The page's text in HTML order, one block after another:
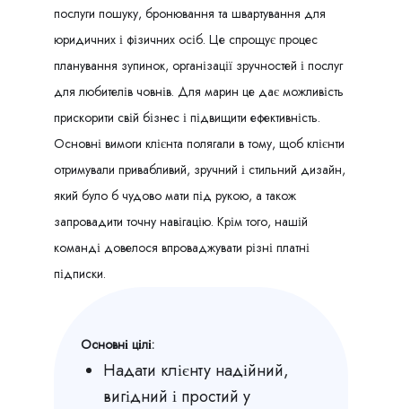
послуги пошуку, бронювання та швартування для
юридичних і фізичних осіб. Це спрощує процес
планування зупинок, організації зручностей і послуг
для любителів човнів. Для марин це дає можливість
прискорити свій бізнес і підвищити ефективність.
Основні вимоги клієнта полягали в тому, щоб клієнти
отримували привабливий, зручний і стильний дизайн,
який було б чудово мати під рукою, а також
запровадити точну навігацію. Крім того, нашій
команді довелося впроваджувати різні платні
підписки.
Основні цілі:
Надати клієнту надійний,
вигідний і простий у